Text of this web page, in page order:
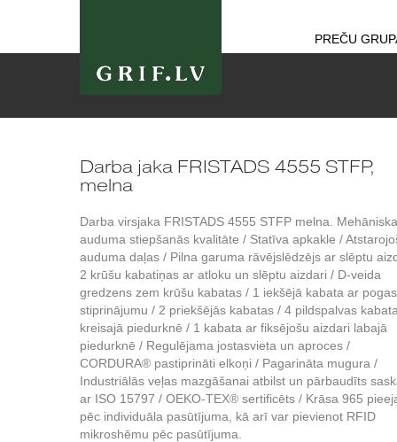
PREČU
Darba jaka FRISTADS 4555 STFP,
melna
Darba virsjaka FRISTADS 4555 STFP melna. Mehāniska
auduma stiepšanās kvalitāte / Statīva apkakle /
auduma daļas / Pilna garuma rāvējslēdzējs ar slēptu
2 krūšu kabatiņas ar atloku un slēptu aizdari / D-veida
gredzens zem krūšu kabatas / 1 iekšējā kabata ar pogas
stiprinājumu / 2 priekšējās kabatas / 4 pildspalvas
kreisajā piedurknē / 1 kabata ar fiksējošu aizdari labajā
piedurknē / Regulējama jostasvieta un aproces /
CORDURA® pastiprināti elkoņi / Pagarināta mugura /
Industriālās veļas mazgāšanai atbilst un pārbaudīts
ar ISO 15797 / OEKO-TEX® sertificēts / Krāsa 965
pēc individuāla pasūtījuma, kā arī var pievienot RFID
mikroshēmu pēc pasūtījuma.